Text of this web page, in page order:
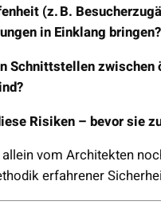
(z. B.
in Einklang bringen?
Schnittstellen
Risiken – bevor sie
vom Architekten
erfahrener